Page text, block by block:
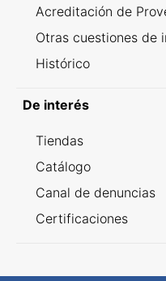
Acreditación de
Otras cuestiones de
Histórico
De interés
Tiendas
Catálogo
Canal de denuncias
Certificaciones